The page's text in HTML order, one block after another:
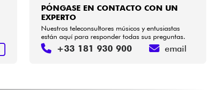
PÓNGASE EN CONTACTO CON UN
EXPERTO
Nuestros teleconsultores músicos y entusiastas
están aquí para responder todas sus preguntas.
+33 181 930 900 email